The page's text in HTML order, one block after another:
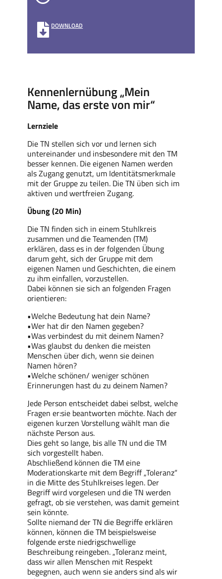
Kennenlernübung „Mein
Name, das erste von mir“
Lernziele
Die TN stellen sich vor und lernen sich
untereinander und insbesondere mit den TM
besser kennen. Die eigenen Namen werden
als Zugang genutzt, um Identitätsmerkmale
mit der Gruppe zu teilen. Die TN üben sich im
aktiven und wertfreien Zugang.
Übung (20 Min)
Die TN finden sich in einem Stuhlkreis
zusammen und die Teamenden (TM)
erklären, dass es in der folgenden Übung
darum geht, sich der Gruppe mit dem
eigenen Namen und Geschichten, die einem
zu ihm einfallen, vorzustellen.
Dabei können sie sich an folgenden Fragen
orientieren:
•Welche Bedeutung hat dein Name?
•Wer hat dir den Namen gegeben?
•Was verbindest du mit deinem Namen?
•Was glaubst du denken die meisten
Menschen über dich, wenn sie deinen
Namen hören?
•Welche schönen/ weniger schönen
Erinnerungen hast du zu deinem Namen?
Jede Person entscheidet dabei selbst, welche
Fragen er:sie beantworten möchte. Nach der
eigenen kurzen Vorstellung wählt man die
nächste Person aus.
Dies geht so lange, bis alle TN und die TM
sich vorgestellt haben.
Abschließend können die TM eine
Moderationskarte mit dem Begriff „Toleranz“
in die Mitte des Stuhlkreises legen. Der
Begriff wird vorgelesen und die TN werden
gefragt, ob sie verstehen, was damit gemeint
sein könnte.
Sollte niemand der TN die Begriffe erklären
können, können die TM beispielsweise
folgende erste niedrigschwellige
Beschreibung reingeben. „Toleranz meint,
dass wir allen Menschen mit Respekt
begegnen, auch wenn sie anders sind als wir
DOWNLOAD